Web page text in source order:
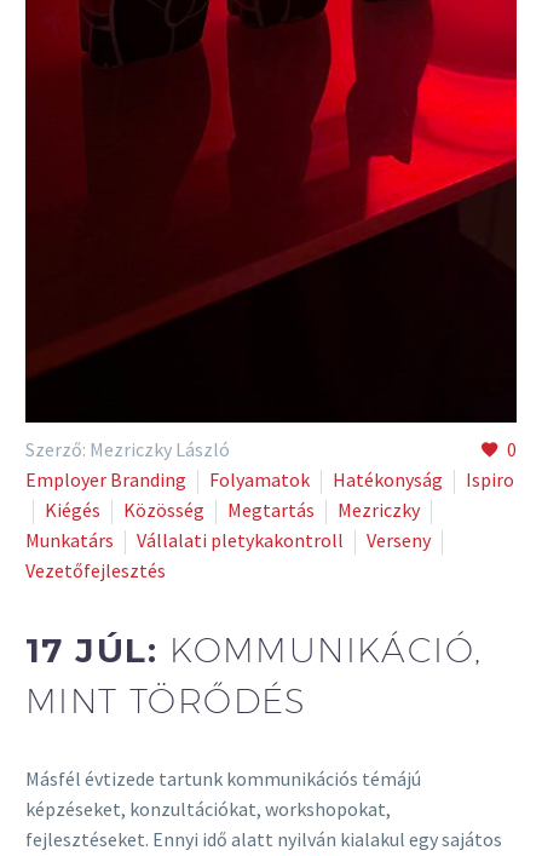
0
Szerző: Mezriczky László
Employer Branding
Folyamatok Hatékonyság
Ispiro
Kiégés
Közösség Megtartás
Mezriczky
Munkatárs
Vállalati pletykakontroll
Verseny
Vezetőfejlesztés
17 JÚL: KOMMUNIKÁCIÓ,
MINT TÖRŐDÉS
Másfél évtizede tartunk kommunikációs témájú
képzéseket, konzultációkat, workshopokat,
fejlesztéseket. Ennyi idő alatt nyilván kialakul egy sajátos